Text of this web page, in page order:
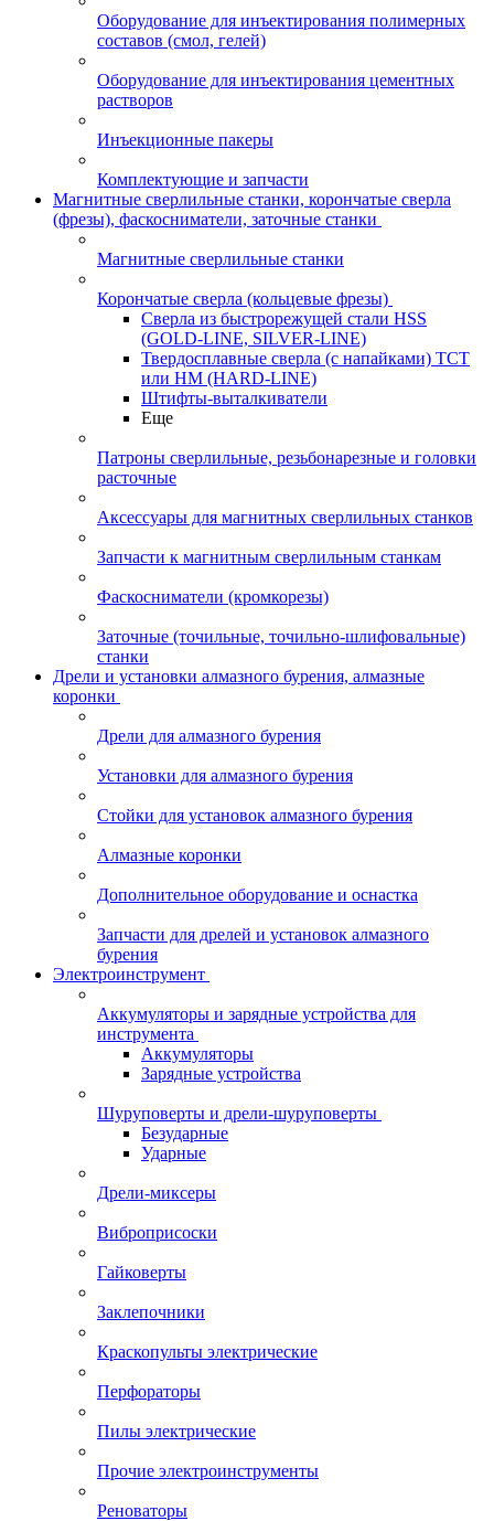
Оборудование для инъектирования полимерных
составов (смол, гелей)
Оборудование для инъектирования цементных
растворов
Инъекционные пакеры
Комплектующие и запчасти
Магнитные сверлильные станки, корончатые сверла
(фрезы), фаскосниматели, заточные станки
Магнитные сверлильные станки
Корончатые сверла (кольцевые фрезы)
Сверла из быстрорежущей стали HSS
(GOLD-LINE, SILVER-LINE)
Твердосплавные сверла (с напайками) ТСТ
или HM (HARD-LINE)
Штифты-выталкиватели
Еще
Патроны сверлильные, резьбонарезные и головки
расточные
Аксессуары для магнитных сверлильных станков
Запчасти к магнитным сверлильным станкам
Фаскосниматели (кромкорезы)
Заточные (точильные, точильно-шлифовальные)
станки
Дрели и установки алмазного бурения, алмазные
коронки
Дрели для алмазного бурения
Установки для алмазного бурения
Стойки для установок алмазного бурения
Алмазные коронки
Дополнительное оборудование и оснастка
Запчасти для дрелей и установок алмазного
бурения
Электроинструмент
Аккумуляторы и зарядные устройства для
инструмента
Аккумуляторы
Зарядные устройства
Шуруповерты и дрели-шуруповерты
Безударные
Ударные
Дрели-миксеры
Виброприсоски
Гайковерты
Заклепочники
Краскопульты электрические
Перфораторы
Пилы электрические
Прочие электроинструменты
Реноваторы